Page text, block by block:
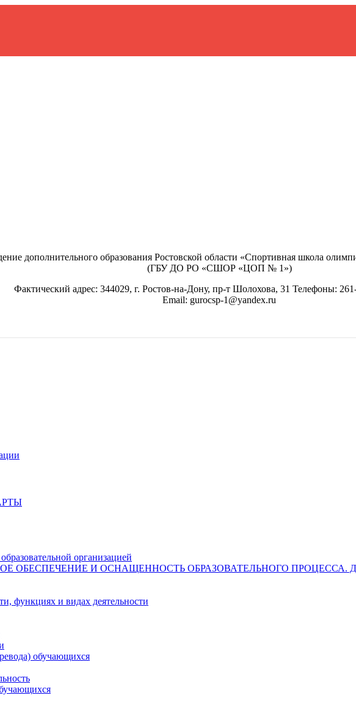
дополнительного образования Ростовской области «Спортивная школа
(ГБУ ДО РО «СШОР «ЦОП № 1»)
Фактический адрес: 344029, г. Ростов-на-Дону, пр-т Шолохова, 31 Телефоны:
Email: gurocsp-1@yandex.ru
организацией
ОБЕСПЕЧЕНИЕ И ОСНАЩЕННОСТЬ ОБРАЗОВАТЕЛЬНОГО ПРОЦЕССА.
функциях и видах деятельности
обучающихся